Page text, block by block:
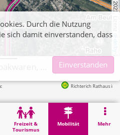
2021, Lizenz
dl-de/by-2-0
Freizeit &
Tourismus
Mobilität Mehr
Richterich Rathaus in 57m
Tabakwaren, Zeitschriften
Durch die Nutzung
sich damit einverstanden, dass
Einverstanden